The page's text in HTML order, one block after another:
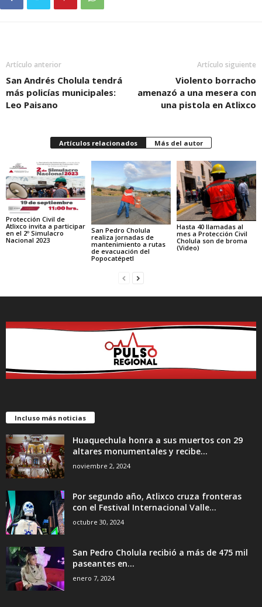
Artículo anterior
San Andrés Cholula tendrá
más policías municipales:
Leo Paisano
Artículo siguiente
Violento borracho
amenazó a una mesera con
una pistola en Atlixco
Artículos relacionados Más del autor
Protección Civil de
Atlixco invita a participar
en el 2º Simulacro
Nacional 2023
San Pedro Cholula
realiza jornadas de
mantenimiento a rutas
de evacuación del
Popocatépetl
Hasta 40 llamadas al
mes a Protección Civil
Cholula son de broma
(Video)
Incluso más noticias
Huaquechula honra a sus muertos con 29
altares monumentales y recibe...
noviembre 2, 2024
Por segundo año, Atlixco cruza fronteras
con el Festival Internacional Valle...
octubre 30, 2024
San Pedro Cholula recibió a más de 475 mil
paseantes en...
enero 7, 2024